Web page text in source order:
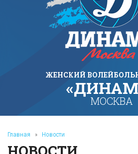
ЖЕНСКИЙ
МОСКВА
Главная » Новости